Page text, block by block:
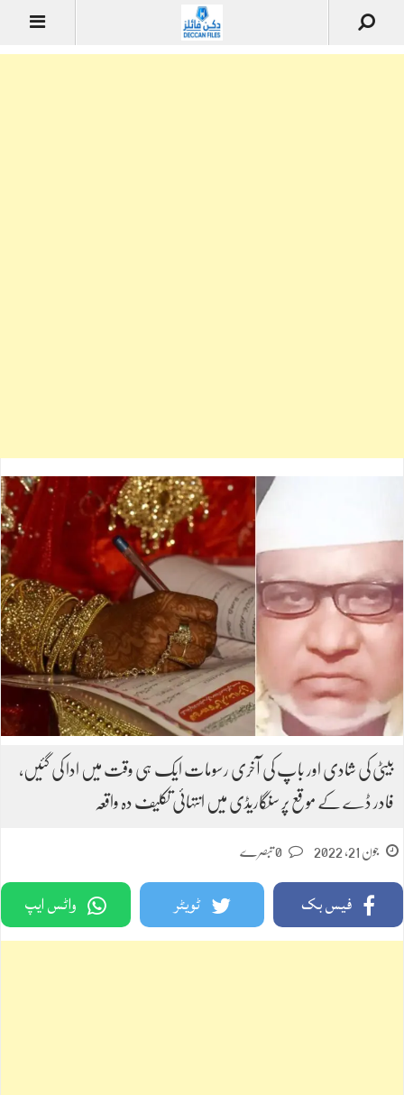
بیٹی کی شادی اور باپ کی آخری رسومات ایک ہی وقت میں ادا کی گئیں،
فادر ڈے کے موقع پر سنگاریڈی میں انتہائی تکلیف دہ واقعہ
جون 21, 2022
فیس بک ٹویٹر واٹس ایپ